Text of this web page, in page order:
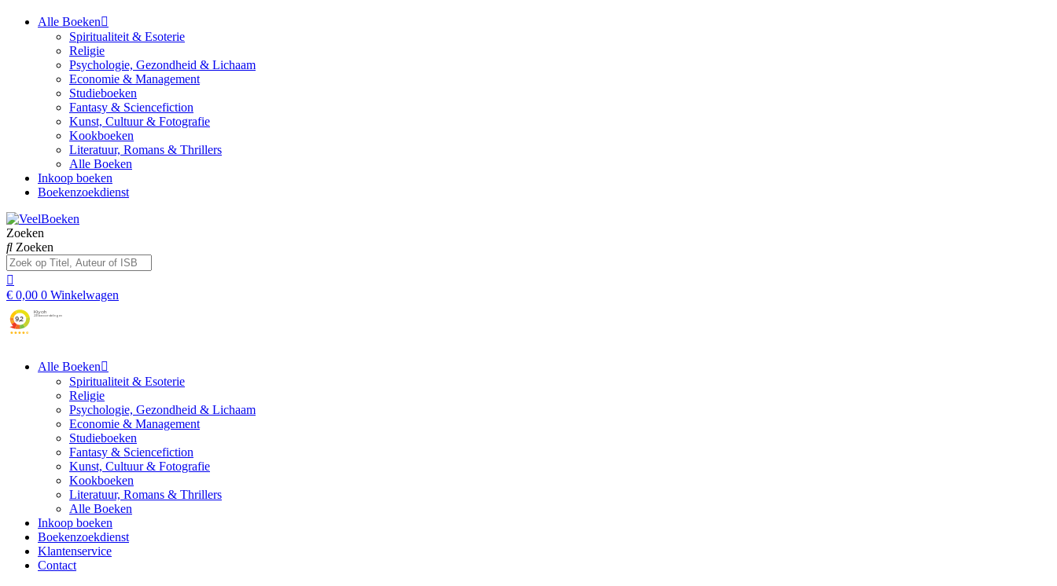
Alle Boeken
Spiritualiteit & Esoterie
Religie
Psychologie, Gezondheid & Lichaam
Economie & Management
Studieboeken
Fantasy & Sciencefiction
Kunst, Cultuur & Fotografie
Kookboeken
Literatuur, Romans & Thrillers
Alle Boeken
Inkoop boeken
Boekenzoekdienst
Zoeken
Zoeken
€ 0,00 0 Winkelwagen
Alle Boeken
Spiritualiteit & Esoterie
Religie
Psychologie, Gezondheid & Lichaam
Economie & Management
Studieboeken
Fantasy & Sciencefiction
Kunst, Cultuur & Fotografie
Kookboeken
Literatuur, Romans & Thrillers
Alle Boeken
Inkoop boeken
Boekenzoekdienst
Klantenservice
Contact